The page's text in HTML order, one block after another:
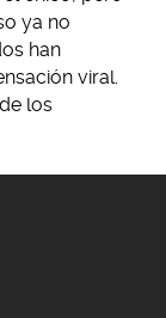
ya no
han
viral.
los